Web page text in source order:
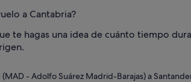
a Cantabria?
te hagas una idea de cuánto tiempo
- Adolfo Suárez Madrid-Barajas) a